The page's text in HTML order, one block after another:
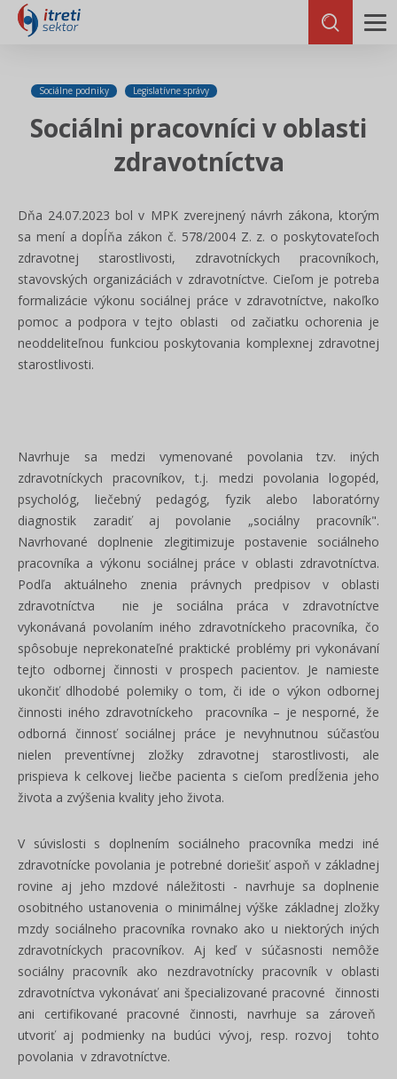
Sociálne podniky Legislatívne správy
Sociálni pracovníci v oblasti
zdravotníctva
Dňa 24.07.2023 bol v MPK zverejnený návrh zákona, ktorým
sa mení a dopĺňa zákon č. 578/2004 Z. z. o poskytovateľoch
zdravotnej starostlivosti, zdravotníckych pracovníkoch,
stavovských organizáciách v zdravotníctve. Cieľom je potreba
formalizácie výkonu sociálnej práce v zdravotníctve, nakoľko
pomoc a podpora v tejto oblasti od začiatku ochorenia je
neoddeliteľnou funkciou poskytovania komplexnej zdravotnej
starostlivosti.
Navrhuje sa medzi vymenované povolania tzv. iných
zdravotníckych pracovníkov, t.j. medzi povolania logopéd,
psychológ, liečebný pedagóg, fyzik alebo laboratórny
diagnostik zaradiť aj povolanie „sociálny pracovník".
Navrhované doplnenie zlegitimizuje postavenie sociálneho
pracovníka a výkonu sociálnej práce v oblasti zdravotníctva.
Podľa aktuálneho znenia právnych predpisov v oblasti
zdravotníctva nie je sociálna práca v zdravotníctve
vykonávaná povolaním iného zdravotníckeho pracovníka, čo
spôsobuje neprekonateľné praktické problémy pri vykonávaní
tejto odbornej činnosti v prospech pacientov. Je namieste
ukončiť dlhodobé polemiky o tom, či ide o výkon odbornej
činnosti iného zdravotníckeho pracovníka – je nesporné, že
odborná činnosť sociálnej práce je nevyhnutnou súčasťou
nielen preventívnej zložky zdravotnej starostlivosti, ale
prispieva k celkovej liečbe pacienta s cieľom predĺženia jeho
života a zvýšenia kvality jeho života.
V súvislosti s doplnením sociálneho pracovníka medzi iné
zdravotnícke povolania je potrebné doriešiť aspoň v základnej
rovine aj jeho mzdové náležitosti - navrhuje sa doplnenie
osobitného ustanovenia o minimálnej výške základnej zložky
mzdy sociálneho pracovníka rovnako ako u niektorých iných
zdravotníckych pracovníkov. Aj keď v súčasnosti nemôže
sociálny pracovník ako nezdravotnícky pracovník v oblasti
zdravotníctva vykonávať ani špecializované pracovné činnosti
ani certifikované pracovné činnosti, navrhuje sa zároveň
utvoriť aj podmienky na budúci vývoj, resp. rozvoj tohto
povolania v zdravotníctve.